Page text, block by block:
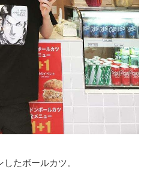
たボールカツ。